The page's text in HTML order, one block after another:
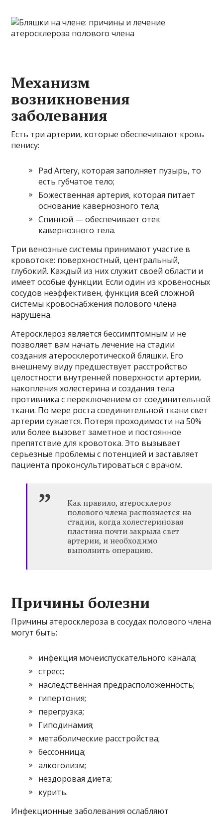
Механизм
возникновения
заболевания
Есть три артерии, которые обеспечивают кровь
пенису:
Pad Artery, которая заполняет пузырь, то
есть губчатое тело;
Божественная артерия, которая питает
основание кавернозного тела;
Спинной — обеспечивает отек
кавернозного тела.
Три венозные системы принимают участие в
кровотоке: поверхностный, центральный,
глубокий. Каждый из них служит своей области и
имеет особые функции. Если один из кровеносных
сосудов неэффективен, функция всей сложной
системы кровоснабжения полового члена
нарушена.
Атеросклероз является бессимптомным и не
позволяет вам начать лечение на стадии
создания атеросклеротической бляшки. Его
внешнему виду предшествует расстройство
целостности внутренней поверхности артерии,
накопления холестерина и создания тела
противника с переключением от соединительной
ткани. По мере роста соединительной ткани свет
артерии сужается. Потеря проходимости на 50%
или более вызовет заметное и постоянное
препятствие для кровотока. Это вызывает
серьезные проблемы с потенцией и заставляет
пациента проконсультироваться с врачом.
Как правило, атеросклероз
полового члена распознается на
стадии, когда холестериновая
пластина почти закрыла свет
артерии, и необходимо
выполнить операцию.
Причины болезни
Причины атеросклероза в сосудах полового члена
могут быть:
инфекция мочеиспускательного канала;
стресс;
наследственная предрасположенность;
гипертония;
перегрузка;
Гиподинамия;
метаболические расстройства;
бессонница;
алкоголизм;
нездоровая диета;
курить.
Инфекционные заболевания ослабляют